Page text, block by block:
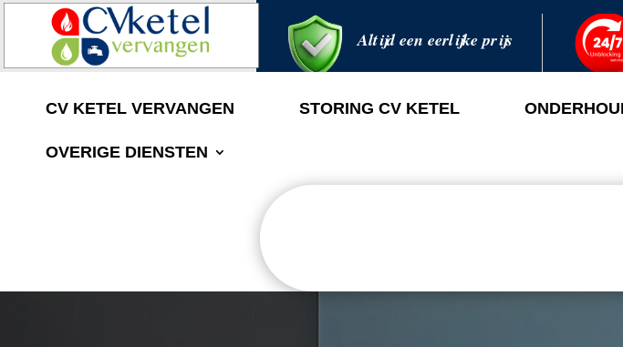
Altijd een eerlijke prijs
CV KETEL VERVANGEN STORING CV KETEL
OVERIGE DIENSTEN